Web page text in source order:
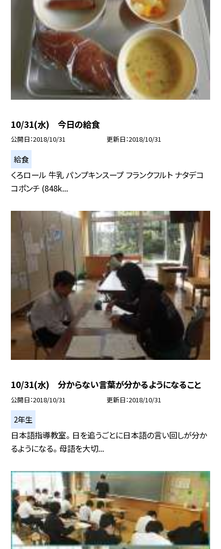
10/31(水) 今日の給食
公開日 2018/10/31 更新日 2018/10/31
給食
くろロール 牛乳 パンプキンスープ フランクフルト ナタデコ
コポンチ (848k...
10/31(水) 分からない言葉が分かるようになること
公開日 2018/10/31 更新日 2018/10/31
2年生
日本語指導教室。 日を追うごとに日本語の言い回しが分か
るようになる。 母語を大切...